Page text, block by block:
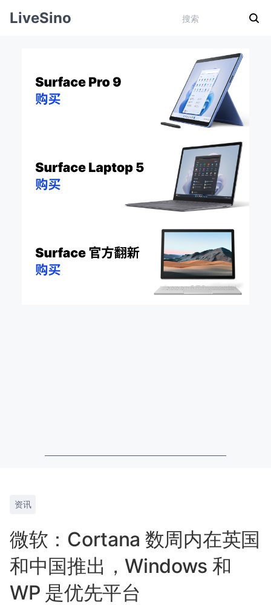
LiveSino
资讯
微软：Cortana 数周内在英国
和中国推出，Windows 和
WP 是优先平台